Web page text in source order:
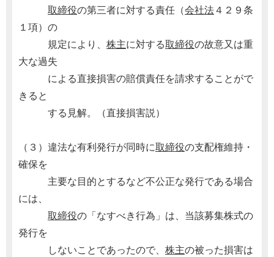
取締役の第三者に対する責任（会社法４２９条
１項）の
規定により、 株主に対する取締役の故意又は重
大な過失
による直接損害の賠償責任を請求することがで
きると
する見解。（直接損害説）
（３）違法な有利発行が同時に取締役の支配権維持・
確保を
主要な目的とするなど不公正な発行である場合
には、
取締役の「なすべき行為」は、当該募集株式の
発行を
しないことであったので、 株主の被った損害は